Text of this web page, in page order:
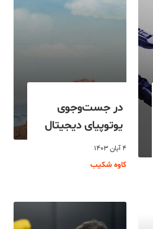
در جست‌وجوی
یوتوپیای دیجیتال
۴ آبان ۱۴۰۳
کاوه شکیب